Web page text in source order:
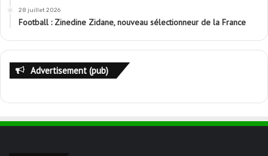
28 juillet 2026
Football : Zinedine Zidane, nouveau sélectionneur de la France
Advertisement (pub)